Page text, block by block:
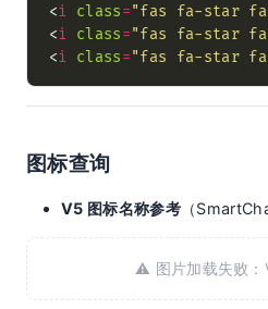
<i class="fas fa-star
<i class="fas fa-star
<i class="fas fa-star
图标查询
V5 图标名称参考（
⚠️ 图片加载失败：